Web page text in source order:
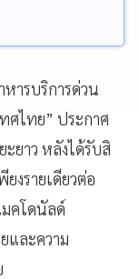
ารบริการด่วน
ศไทย” ประกาศ
ยาว หลังได้รับสิ
งรายเดียวต่อ
คโดนัลด์
และความ